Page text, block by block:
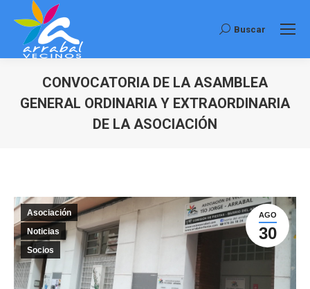
Buscar:
Buscar
CONVOCATORIA DE LA ASAMBLEA
GENERAL ORDINARIA Y EXTRAORDINARIA
DE LA ASOCIACIÓN
AGO
30
Asociación
Noticias
Socios